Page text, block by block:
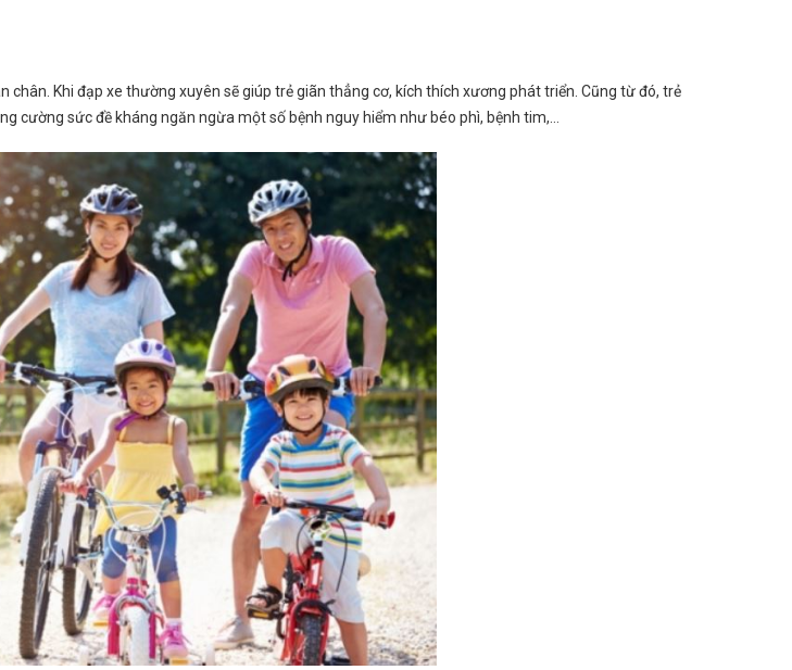
Khi đạp xe thường xuyên sẽ giúp trẻ giãn thẳng cơ, kích thích xương phát triển. Cũng từ đó, trẻ
cường sức đề kháng ngăn ngừa một số bệnh nguy hiểm như béo phì, bệnh tim,…